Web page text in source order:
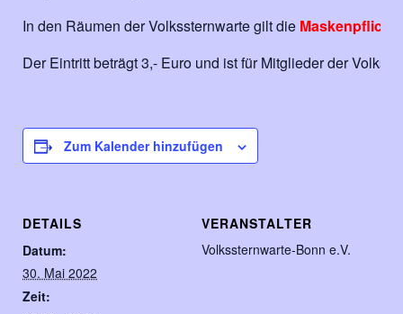
In den Räumen der Volkssternwarte gilt die Maskenpflicht
Der Eintritt beträgt 3,- Euro und ist für Mitglieder der
Zum Kalender hinzufügen
DETAILS
Datum:
30. Mai 2022
Zeit:
VERANSTALTER
Volkssternwarte-Bonn e.V.